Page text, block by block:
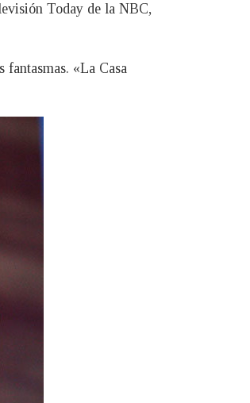
Today de la NBC,
fantasmas. «La Casa